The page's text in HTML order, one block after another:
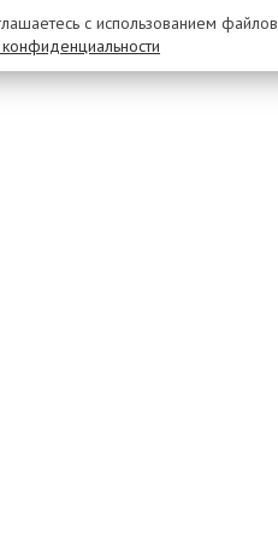
с использованием файлов